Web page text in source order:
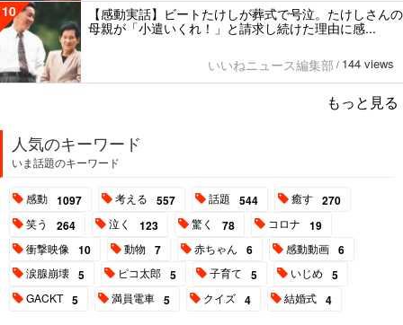
10
【感動実話】ビートたけしが葬式で号泣。たけしさんの
母親が「小遣いくれ！」と請求し続けた理由に感...
いいねニュース編集部 / 144 views
もっと見る
人気のキーワード
いま話題のキーワード
感動 1097 考える 557 話題 544 癒す 270
笑う 264 泣く 123 驚く 78 コロナ 19
衝撃映像 10 動物 7 赤ちゃん 6 感動動画 6
涙腺崩壊 5 ピコ太郎 5 子育て 5 いじめ 5
GACKT 5 満員電車 5 クイズ 4 結婚式 4